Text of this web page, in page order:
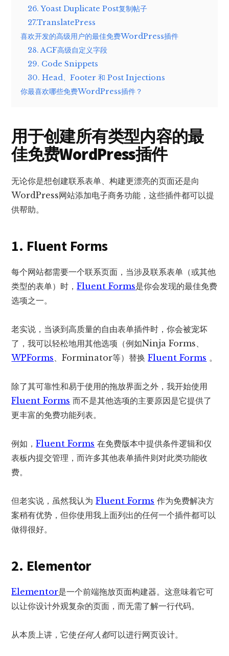
26. Yoast Duplicate Post复制帖子
27.TranslatePress
喜欢开发的高级用户的最佳免费WordPress插件
28. ACF高级自定义字段
29. Code Snippets
30. Head、Footer 和 Post Injections
你最喜欢哪些免费WordPress插件？
用于创建所有类型内容的最
佳免费WordPress插件
无论你是想创建联系表单、构建更漂亮的页面还是向
WordPress网站添加电子商务功能，这些插件都可以提
供帮助。
1. Fluent Forms
每个网站都需要一个联系页面，当涉及联系表单（或其他
类型的表单）时，Fluent Forms是你会发现的最佳免费
选项之一。
老实说，当谈到高质量的自由表单插件时，你会被宠坏
了，我可以轻松地用其他选项（例如Ninja Forms、
WPForms 、Forminator等）替换Fluent Forms 。
除了其可靠性和易于使用的拖放界面之外，我开始使用
Fluent Forms 而不是其他选项的主要原因是它提供了
更丰富的免费功能列表。
例如，Fluent Forms 在免费版本中提供条件逻辑和仪
表板内提交管理，而许多其他表单插件则对此类功能收
费。
但老实说，虽然我认为Fluent Forms 作为免费解决方
案稍有优势，但你使用我上面列出的任何一个插件都可以
做得很好。
2. Elementor
Elementor是一个前端拖放页面构建器。这意味着它可
以让你设计外观复杂的页面，而无需了解一行代码。
从本质上讲，它使任何人都可以进行网页设计。